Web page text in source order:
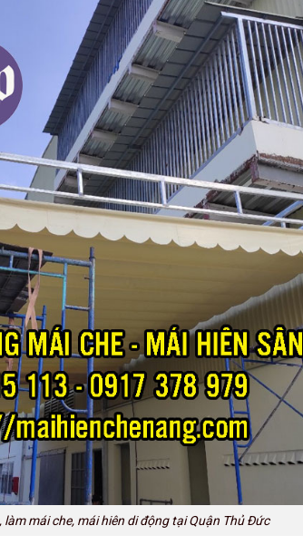
mái che, mái hiên di động tại Quận Thủ Đức